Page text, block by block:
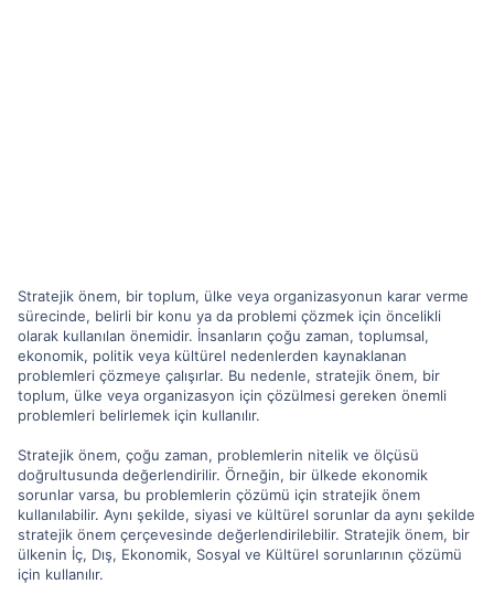
Stratejik önem, bir toplum, ülke veya organizasyonun karar verme
sürecinde, belirli bir konu ya da problemi çözmek için öncelikli
olarak kullanılan önemidir. İnsanların çoğu zaman, toplumsal,
ekonomik, politik veya kültürel nedenlerden kaynaklanan
problemleri çözmeye çalışırlar. Bu nedenle, stratejik önem, bir
toplum, ülke veya organizasyon için çözülmesi gereken önemli
problemleri belirlemek için kullanılır.
Stratejik önem, çoğu zaman, problemlerin nitelik ve ölçüsü
doğrultusunda değerlendirilir. Örneğin, bir ülkede ekonomik
sorunlar varsa, bu problemlerin çözümü için stratejik önem
kullanılabilir. Aynı şekilde, siyasi ve kültürel sorunlar da aynı şekilde
stratejik önem çerçevesinde değerlendirilebilir. Stratejik önem, bir
ülkenin İç, Dış, Ekonomik, Sosyal ve Kültürel sorunlarının çözümü
için kullanılır.